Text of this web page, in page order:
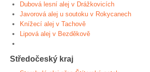
Dubová lesní alej v Drážkovicích
Javorová alej u soutoku v Rokycanech
Knížecí alej v Tachově
Lipová alej v Bezděkově
Středočeský kraj